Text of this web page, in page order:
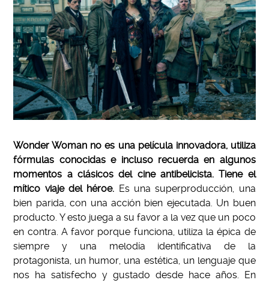
Wonder Woman no es una película innovadora, utiliza
fórmulas conocidas e incluso recuerda en algunos
momentos a clásicos del cine antibelicista. Tiene el
mítico viaje del héroe. Es una superproducción, una
bien parida, con una acción bien ejecutada. Un buen
producto. Y esto juega a su favor a la vez que un poco
en contra. A favor porque funciona, utiliza la épica de
siempre y una melodía identificativa de la
protagonista, un humor, una estética, un lenguaje que
nos ha satisfecho y gustado desde hace años. En